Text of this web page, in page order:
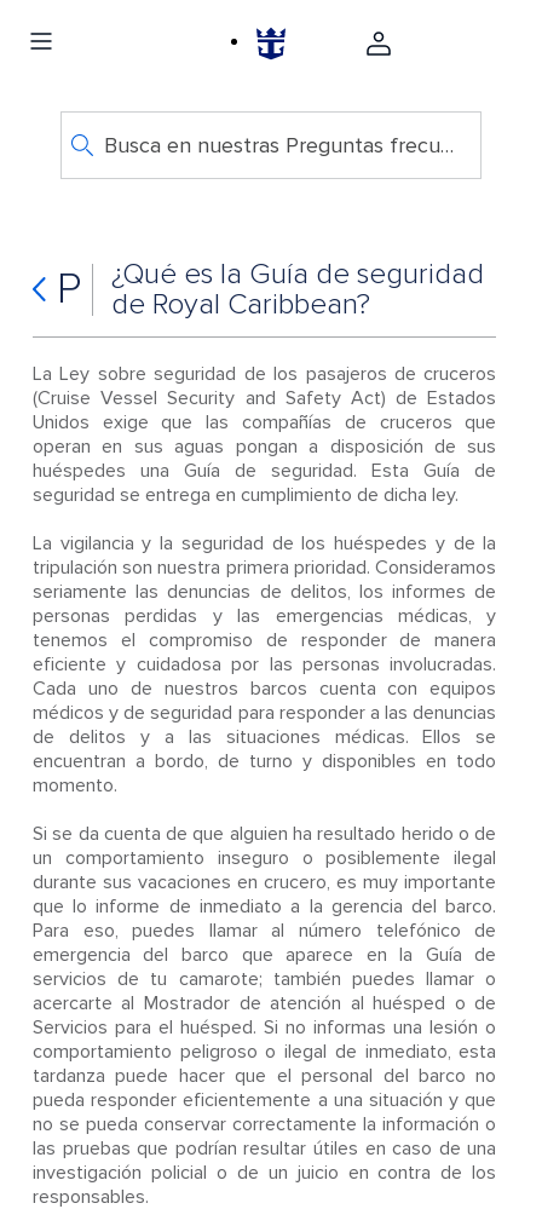
Busca en nuestras Preguntas frecuentes
P
¿Qué es la Guía de seguridad
de Royal Caribbean?
La Ley sobre seguridad de los pasajeros de cruceros
(Cruise Vessel Security and Safety Act) de Estados
Unidos exige que las compañías de cruceros que
operan en sus aguas pongan a disposición de sus
huéspedes una Guía de seguridad. Esta Guía de
seguridad se entrega en cumplimiento de dicha ley.
La vigilancia y la seguridad de los huéspedes y de la
tripulación son nuestra primera prioridad. Consideramos
seriamente las denuncias de delitos, los informes de
personas perdidas y las emergencias médicas, y
tenemos el compromiso de responder de manera
eficiente y cuidadosa por las personas involucradas.
Cada uno de nuestros barcos cuenta con equipos
médicos y de seguridad para responder a las denuncias
de delitos y a las situaciones médicas. Ellos se
encuentran a bordo, de turno y disponibles en todo
momento.
Si se da cuenta de que alguien ha resultado herido o de
un comportamiento inseguro o posiblemente ilegal
durante sus vacaciones en crucero, es muy importante
que lo informe de inmediato a la gerencia del barco.
Para eso, puedes llamar al número telefónico de
emergencia del barco que aparece en la Guía de
servicios de tu camarote; también puedes llamar o
acercarte al Mostrador de atención al huésped o de
Servicios para el huésped. Si no informas una lesión o
comportamiento peligroso o ilegal de inmediato, esta
tardanza puede hacer que el personal del barco no
pueda responder eficientemente a una situación y que
no se pueda conservar correctamente la información o
las pruebas que podrían resultar útiles en caso de una
investigación policial o de un juicio en contra de los
responsables.